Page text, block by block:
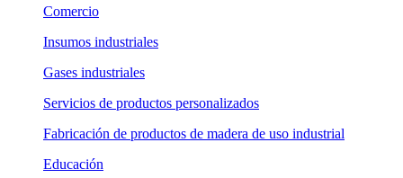
Comercio
Insumos industriales
Gases industriales
Servicios de productos personalizados
Fabricación de productos de madera de uso industrial
Educación